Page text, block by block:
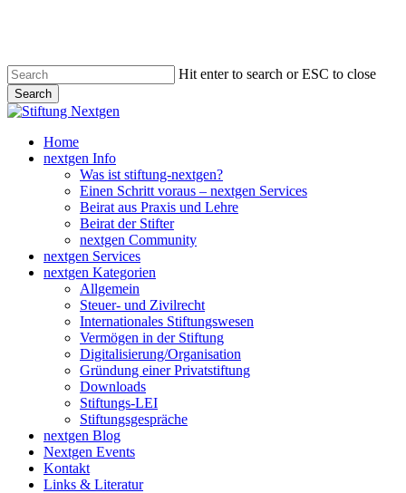
content
Hit enter to search or ESC to close
Search
Close
search
Menu
Home
nextgen Info
Was ist stiftung-nextgen?
Einen Schritt voraus – nextgen Services
Beirat aus Praxis und Lehre
Beirat der Stifter
nextgen Community
nextgen Services
nextgen Kategorien
Allgemein
Steuer- und Zivilrecht
Internationales Stiftungswesen
Vermögen in der Stiftung
Digitalisierung/Organisation
Gründung einer Privatstiftung
Downloads
Stiftungs-LEI
Stiftungsgespräche
nextgen Blog
Nextgen Events
Kontakt
Links & Literatur